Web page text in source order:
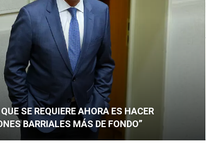
SE REQUIERE AHORA ES HACER
BARRIALES MÁS DE FONDO”